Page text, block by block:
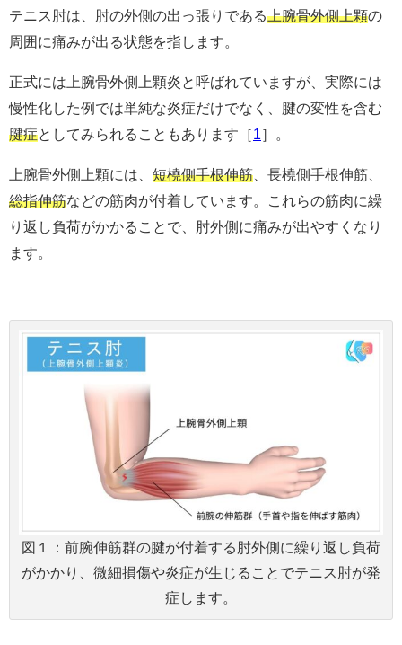
テニス肘は、肘の外側の出っ張りである上腕骨外側上顆の
周囲に痛みが出る状態を指します。
正式には上腕骨外側上顆炎と呼ばれていますが、実際には
慢性化した例では単純な炎症だけでなく、腱の変性を含む
腱症としてみられることもあります［1］。
上腕骨外側上顆には、 短橈側手根伸筋 、長橈側手根伸筋、
総指伸筋などの筋肉が付着しています。これらの筋肉に繰
り返し負荷がかかることで、肘外側に痛みが出やすくなり
ます。
図１：前腕伸筋群の腱が付着する肘外側に繰り返し負荷
がかかり、微細損傷や炎症が生じることでテニス肘が発
症します。